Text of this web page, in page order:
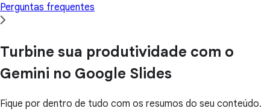
Perguntas frequentes
Turbine sua produtividade com o
Gemini no Google Slides
Fique por dentro de tudo com os resumos do seu conteúdo.